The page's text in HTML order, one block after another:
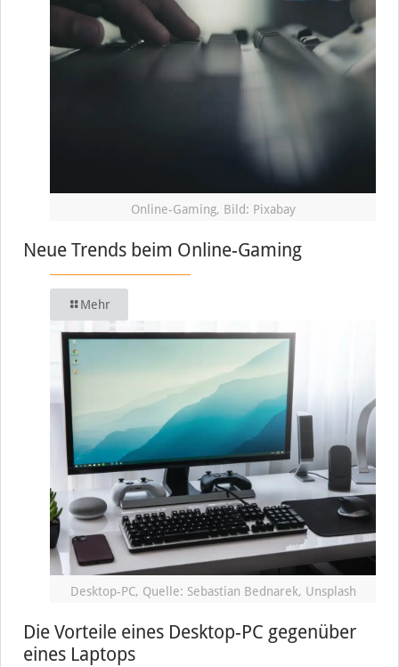
Online-Gaming, Bild: Pixabay
Neue Trends beim Online-Gaming
Mehr
Desktop-PC, Quelle: Sebastian Bednarek, Unsplash
Die Vorteile eines Desktop-PC gegenüber
eines Laptops